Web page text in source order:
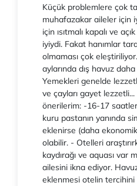
Küçük problemlere çok
muhafazakar aileler için
için ısıtmalı kapalı ve
iyiydi. Fakat hanımlar
olmaması çok
aylarında dış havuz
Yemekleri genelde
ve çayları gayet
önerilerim: -16-17
kuru pastanın yanında
eklenirse (daha
olabilir. - Otelleri
kaydırağı ve aquası var
ailesini ikna ediyor.
eklenmesi otelin tercihini